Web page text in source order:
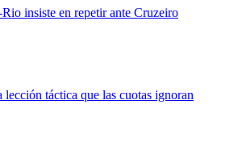
insiste en repetir ante Cruzeiro
táctica que las cuotas ignoran